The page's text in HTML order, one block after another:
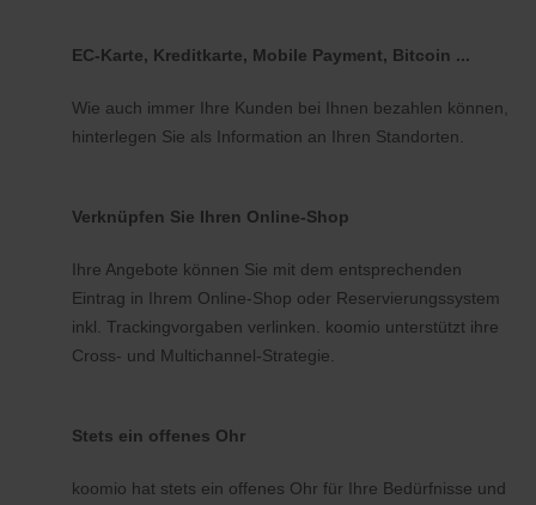
EC-Karte, Kreditkarte, Mobile Payment, Bitcoin ...
Wie auch immer Ihre Kunden bei Ihnen bezahlen können,
hinterlegen Sie als Information an Ihren Standorten.
Verknüpfen Sie Ihren Online-Shop
Ihre Angebote können Sie mit dem entsprechenden
Eintrag in Ihrem Online-Shop oder Reservierungssystem
inkl. Trackingvorgaben verlinken. koomio unterstützt ihre
Cross- und Multichannel-Strategie.
Stets ein offenes Ohr
koomio hat stets ein offenes Ohr für Ihre Bedürfnisse und